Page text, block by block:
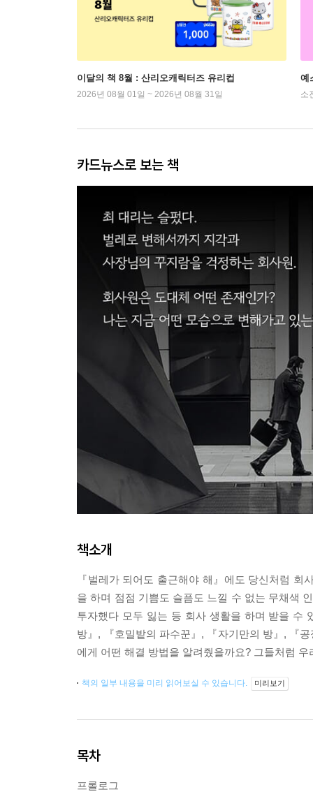
이달의 책 8월 : 산리오캐릭터즈 유리컵
2026년 08월 01일 ~ 2026년 08월 31일
예
소
카드뉴스로 보는 책
책소개
『벌레가 되어도 출근해야 해』에도 당신처럼
을 하며 점점 기쁨도 슬픔도 느낄 수 없는 무채색
투자했다 모두 잃는 등 회사 생활을 하며 받을 수
방』, 『호밀밭의 파수꾼』, 『자기만의 방』, 『
에게 어떤 해결 방법을 알려줬을까요? 그들처럼
책의 일부 내용을 미리 읽어보실 수 있습니다. 미리보기
목차
프롤로그